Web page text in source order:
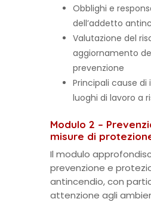
Obblighi e
dell’addetto
Valutazione del
aggiornamento
prevenzione
Principali cause di
luoghi di lavoro a
Modulo 2 –
misure di
Il modulo
prevenzione e
antincendio, con
attenzione agli